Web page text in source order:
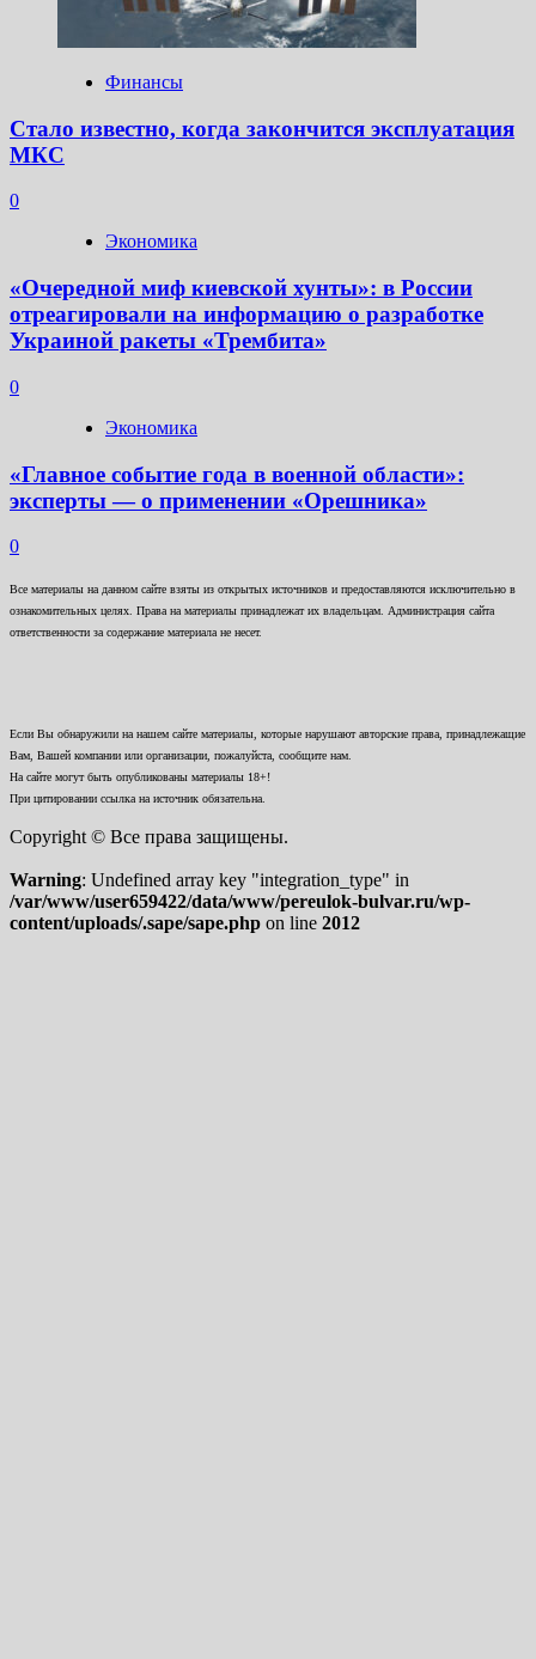
Финансы
Стало известно, когда закончится эксплуатация
МКС
0
Экономика
«Очередной миф киевской хунты»: в России
отреагировали на информацию о разработке
Украиной ракеты «Трембита»
0
Экономика
«Главное событие года в военной области»:
эксперты — о применении «Орешника»
0
Все материалы на данном сайте взяты из открытых источников и предоставляются исключительно в
ознакомительных целях. Права на материалы принадлежат их владельцам. Администрация сайта
ответственности за содержание материала не несет.
Если Вы обнаружили на нашем сайте материалы, которые нарушают авторские права, принадлежащие
Вам, Вашей компании или организации, пожалуйста, сообщите нам.
На сайте могут быть опубликованы материалы 18+!
При цитировании ссылка на источник обязательна.
Copyright © Все права защищены.
Warning: Undefined array key "integration_type" in
/var/www/user659422/data/www/pereulok-bulvar.ru/wp-
content/uploads/.sape/sape.php on line 2012